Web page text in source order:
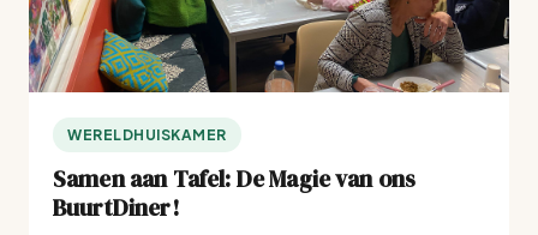
WERELDHUISKAMER
Samen aan Tafel: De Magie van ons
BuurtDiner!